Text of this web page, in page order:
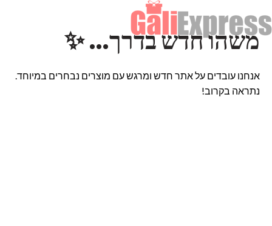
משהו חדש בדרך… ✨
אנחנו עובדים על אתר חדש ומרגש עם מוצרים נבחרים במיוחד.
נתראה בקרוב!